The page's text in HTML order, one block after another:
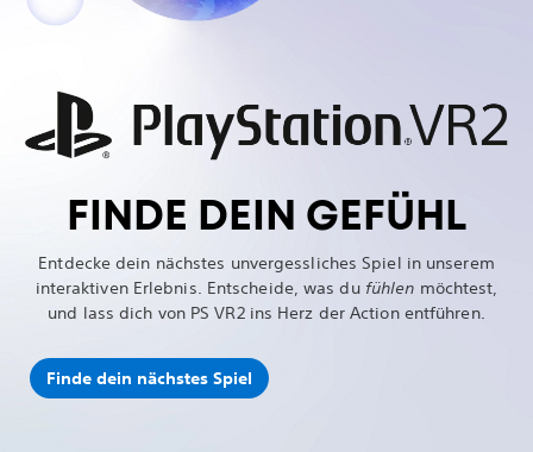
FINDE DEIN GEFÜHL
Entdecke dein nächstes unvergessliches Spiel in unserem
interaktiven Erlebnis. Entscheide, was du fühlen möchtest,
und lass dich von PS VR2 ins Herz der Action entführen.
Finde dein nächstes Spiel